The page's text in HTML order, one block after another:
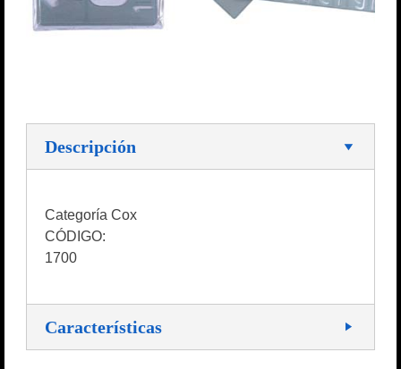
Descripción
Categoría Cox
CÓDIGO:
1700
Características